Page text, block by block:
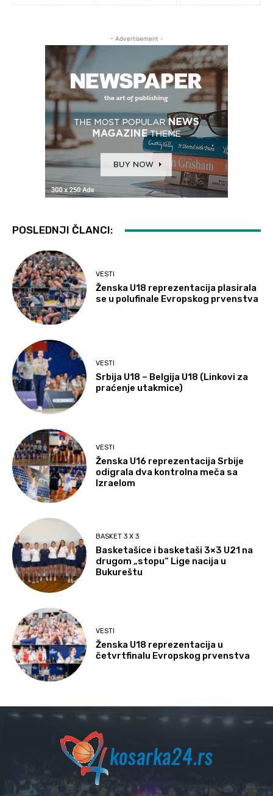
- Advertisement -
POSLEDNJI ČLANCI:
VESTI
Ženska U18 reprezentacija plasirala
se u polufinale Evropskog prvenstva
VESTI
Srbija U18 – Belgija U18 (Linkovi za
praćenje utakmice)
VESTI
Ženska U16 reprezentacija Srbije
odigrala dva kontrolna meča sa
Izraelom
BASKET 3 X 3
Basketašice i basketaši 3×3 U21 na
drugom „stopu“ Lige nacija u
Bukureštu
VESTI
Ženska U18 reprezentacija u
četvrtfinalu Evropskog prvenstva